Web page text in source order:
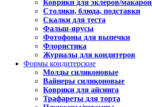
Коврики для эклеров/
Столики, блюда, подставки
Скалки для теста
Фальш-ярусы
Фотофоны для выпечки
Флористика
Журналы для кондитеров
Формы кондитерские
Молды силиконовые
Вайнеры силиконовые
Коврики для айсинга
Трафареты для торта